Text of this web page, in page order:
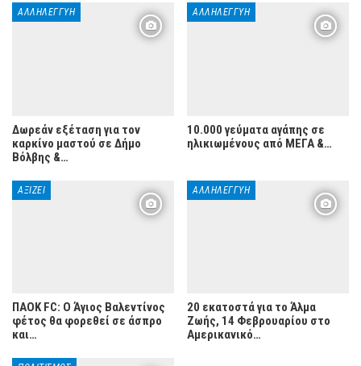
ΑΛΛΗΛΕΓΓΎΗ
Δωρεάν εξέταση για τον
καρκίνο μαστού σε Δήμο
Βόλβης &…
ΑΛΛΗΛΕΓΓΎΗ
10.000 γεύματα αγάπης σε
ηλικιωμένους από ΜΕΓΑ &…
ΑΞΊΖΕΙ
ΠΑΟΚ FC: O Άγιος Βαλεντίνος
φέτος θα φορεθεί σε άσπρο
και…
ΑΛΛΗΛΕΓΓΎΗ
20 εκατοστά για το Άλμα
Ζωής, 14 Φεβρουαρίου στο
Αμερικανικό…